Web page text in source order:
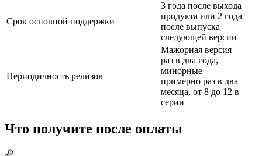
Срок основной поддержки
3 года после выхода
продукта или 2 года
после выпуска
следующей версии
Периодичность релизов
Мажорная версия —
раз в два года,
минорные —
примерно раз в два
месяца, от 8 до 12 в
серии
Что получите после оплаты